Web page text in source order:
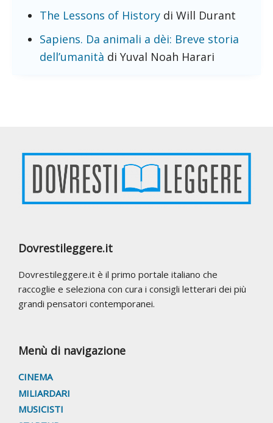
The Lessons of History di Will Durant
Sapiens. Da animali a dèi: Breve storia
dell’umanità di Yuval Noah Harari
Footer
Dovrestileggere.it
Dovrestileggere.it è il primo portale italiano che
raccoglie e seleziona con cura i consigli letterari dei più
grandi pensatori contemporanei.
Menù di navigazione
CINEMA
MILIARDARI
MUSICISTI